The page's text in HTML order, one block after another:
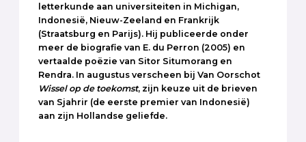
letterkunde aan universiteiten in Michigan,
Indonesië, Nieuw-Zeeland en Frankrijk
(Straatsburg en Parijs). Hij publiceerde onder
meer de biografie van E. du Perron (2005) en
vertaalde poëzie van Sitor Situmorang en
Rendra. In augustus verscheen bij Van Oorschot
Wissel op de toekomst, zijn keuze uit de brieven
van Sjahrir (de eerste premier van Indonesië)
aan zijn Hollandse geliefde.